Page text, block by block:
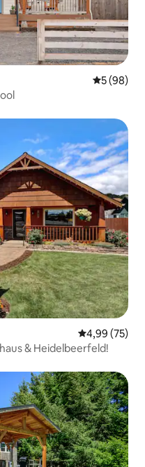
5 (98)
4,99 (75)
& Heidelbeerfeld!